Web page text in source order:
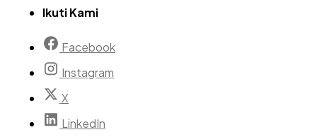
Ikuti Kami
Facebook
Instagram
X
LinkedIn